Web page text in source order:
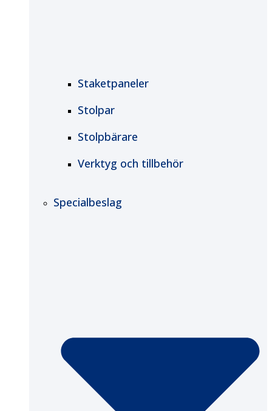
Staketpaneler
Stolpar
Stolpbärare
Verktyg och tillbehör
Specialbeslag